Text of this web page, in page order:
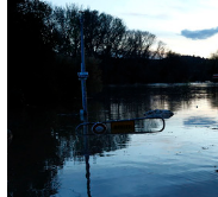
12:29
2019-
15
2019-